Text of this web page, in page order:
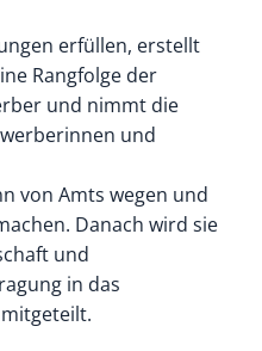
erfüllen, erstellt
Rangfolge der
und nimmt die
und
von Amts wegen und
Danach wird sie
und
in das